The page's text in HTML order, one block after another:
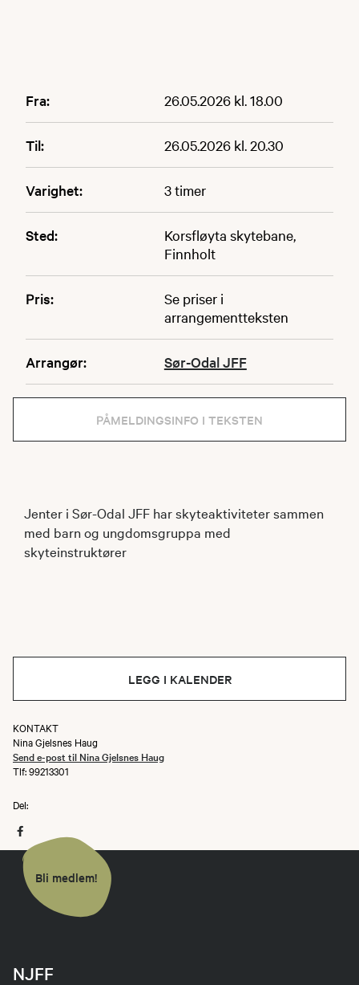
Fra: 26.05.2026 kl. 18.00
Til: 26.05.2026 kl. 20.30
Varighet: 3 timer
Sted:
Korsfløyta skytebane,
Finnholt
Pris:
Se priser i
arrangementteksten
Arrangør: Sør-Odal JFF
PÅMELDINGSINFO I TEKSTEN
Jenter i Sør-Odal JFF har skyteaktiviteter sammen
med barn og ungdomsgruppa med
skyteinstruktører
LEGG I KALENDER
KONTAKT
Nina Gjelsnes Haug
Send e-post til Nina Gjelsnes Haug
Tlf: 99213301
Del:
Bli medlem!
NJFF